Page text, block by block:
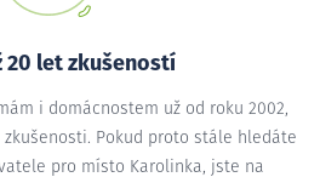
20 let zkušeností
i domácnostem už od roku 2002,
Pokud proto stále hledáte
pro místo Karolinka, jste na